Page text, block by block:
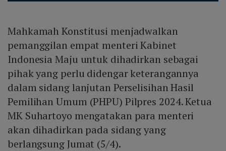
Mahkamah Konstitusi menjadwalkan
pemanggilan empat menteri Kabinet
Indonesia Maju untuk dihadirkan sebagai
pihak yang perlu didengar keterangannya
dalam sidang lanjutan Perselisihan Hasil
Pemilihan Umum (PHPU) Pilpres 2024. Ketua
MK Suhartoyo mengatakan para menteri
akan dihadirkan pada sidang yang
berlangsung Jumat (5/4).